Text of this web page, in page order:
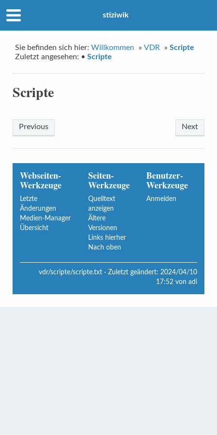
stiziwik
Sie befinden sich hier:Willkommen »VDR »Scripte
Zuletzt angesehen: • Scripte
Scripte
Previous Next
Webseiten-
Werkzeuge
Letzte
Änderungen
Medien-Manager
Übersicht
Seiten-
Werkzeuge
Quelltext
anzeigen
Ältere
Versionen
Links hierher
Nach oben
Benutzer-
Werkzeuge
Anmelden
vdr/scripte/scripte.txt · Zuletzt geändert: 2024/04/10
17:52 vonadi